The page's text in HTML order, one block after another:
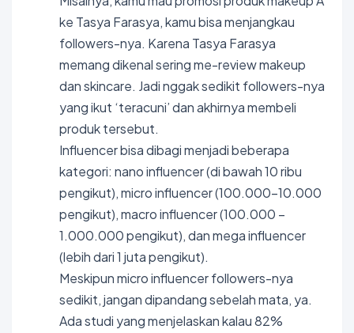
ke Tasya Farasya, kamu bisa menjangkau
followers-nya. Karena Tasya Farasya
memang dikenal sering me-review makeup
dan skincare. Jadi nggak sedikit followers-nya
yang ikut ‘teracuni’ dan akhirnya membeli
produk tersebut.
Influencer bisa dibagi menjadi beberapa
kategori: nano influencer (di bawah 10 ribu
pengikut), micro influencer (100.000-10.000
pengikut), macro influencer (100.000 –
1.000.000 pengikut), dan mega influencer
(lebih dari 1 juta pengikut).
Meskipun micro influencer followers-nya
sedikit, jangan dipandang sebelah mata, ya.
Ada studi yang menjelaskan kalau 82%